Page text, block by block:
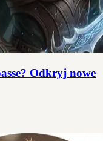
Odkryj nowe